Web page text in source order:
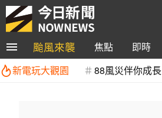
颱風來襲 焦點 即時
新電玩大觀園
88風災伴你成長